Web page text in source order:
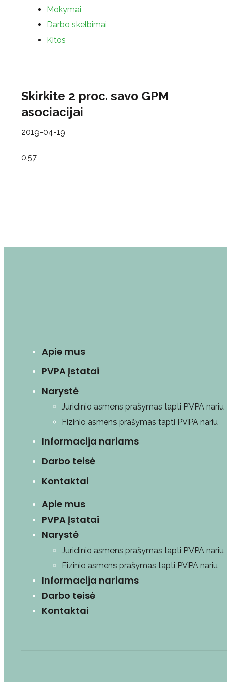
Mokymai
Darbo skelbimai
Kitos
Skirkite 2 proc. savo GPM
asociacijai
2019-04-19
Apie mus
PVPA Įstatai
Narystė
Juridinio asmens prašymas tapti PVPA nariu
Fizinio asmens prašymas tapti PVPA nariu
Informacija nariams
Darbo teisė
Kontaktai
Apie mus
PVPA Įstatai
Narystė
Juridinio asmens prašymas tapti PVPA nariu
Fizinio asmens prašymas tapti PVPA nariu
Informacija nariams
Darbo teisė
Kontaktai